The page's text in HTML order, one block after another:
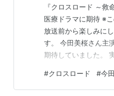
『クロスロード ～
医療ドラマに期待 ※
放送前から楽しみに
す。 今田美桜さん主
期待していました。
救命医です。 患者を
なに暴走していたら
#クロスロード #今